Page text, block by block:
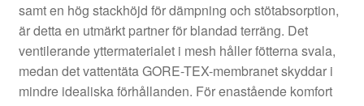
samt en hög stackhöjd för dämpning och stötabsorption,
är detta en utmärkt partner för blandad terräng. Det
ventilerande yttermaterialet i mesh håller fötterna svala,
medan det vattentäta GORE-TEX-membranet skyddar i
mindre idealiska förhållanden. För enastående komfort